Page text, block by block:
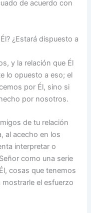
de acuerdo con
¿Estará dispuesto a
y la relación que Él
lo opuesto a eso; el
por Él, sino si
por nosotros.
de tu relación
al acecho en los
interpretar o
como una serie
cosas que tenemos
el esfuerzo